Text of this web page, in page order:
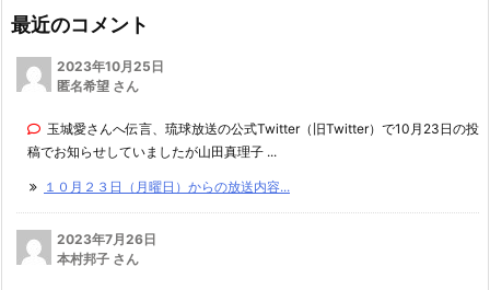
最近のコメント
2023年10月25日
匿名希望 さん
玉城愛さんへ伝言、琉球放送の公式Twitter（旧Twitter）で10月23日の投
稿でお知らせしていましたが山田真理子 ...
１０月２３日（月曜日）からの放送内容...
2023年7月26日
本村邦子 さん